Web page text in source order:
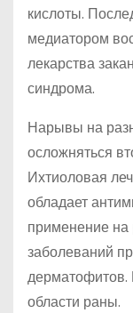
кислоты.
медиатором
лекарства
синдрома.
Нарывы на
осложняться
Ихтиоловая
обладает
применение на
заболеваний
дерматофитов.
области раны.